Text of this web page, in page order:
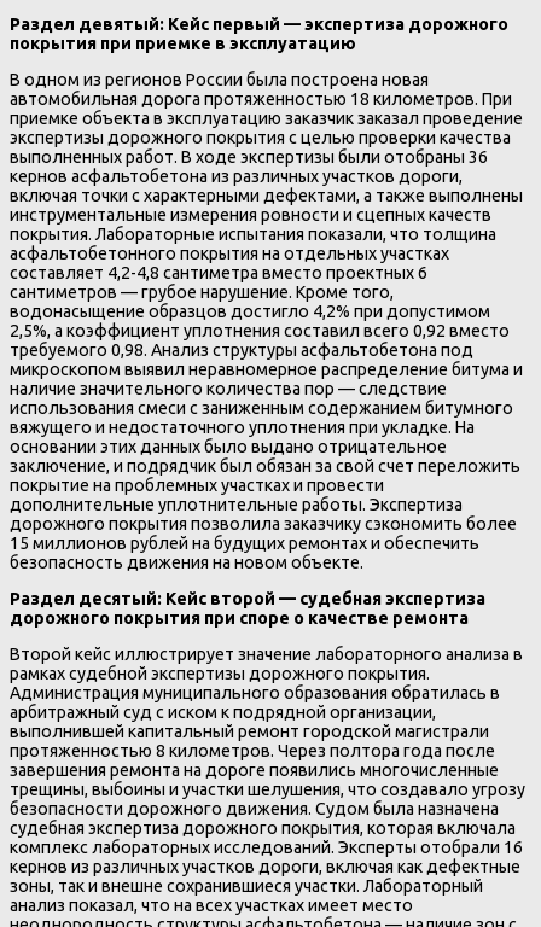
Раздел девятый: Кейс первый — экспертиза дорожного
покрытия при приемке в эксплуатацию
В одном из регионов России была построена новая
автомобильная дорога протяженностью 18 километров. При
приемке объекта в эксплуатацию заказчик заказал проведение
экспертизы дорожного покрытия с целью проверки качества
выполненных работ. В ходе экспертизы были отобраны 36
кернов асфальтобетона из различных участков дороги,
включая точки с характерными дефектами, а также выполнены
инструментальные измерения ровности и сцепных качеств
покрытия. Лабораторные испытания показали, что толщина
асфальтобетонного покрытия на отдельных участках
составляет 4,2-4,8 сантиметра вместо проектных 6
сантиметров — грубое нарушение. Кроме того,
водонасыщение образцов достигло 4,2% при допустимом
2,5%, а коэффициент уплотнения составил всего 0,92 вместо
требуемого 0,98. Анализ структуры асфальтобетона под
микроскопом выявил неравномерное распределение битума и
наличие значительного количества пор — следствие
использования смеси с заниженным содержанием битумного
вяжущего и недостаточного уплотнения при укладке. На
основании этих данных было выдано отрицательное
заключение, и подрядчик был обязан за свой счет переложить
покрытие на проблемных участках и провести
дополнительные уплотнительные работы. Экспертиза
дорожного покрытия позволила заказчику сэкономить более
15 миллионов рублей на будущих ремонтах и обеспечить
безопасность движения на новом объекте.
Раздел десятый: Кейс второй — судебная экспертиза
дорожного покрытия при споре о качестве ремонта
Второй кейс иллюстрирует значение лабораторного анализа в
рамках судебной экспертизы дорожного покрытия.
Администрация муниципального образования обратилась в
арбитражный суд с иском к подрядной организации,
выполнившей капитальный ремонт городской магистрали
протяженностью 8 километров. Через полтора года после
завершения ремонта на дороге появились многочисленные
трещины, выбоины и участки шелушения, что создавало угрозу
безопасности дорожного движения. Судом была назначена
судебная экспертиза дорожного покрытия, которая включала
комплекс лабораторных исследований. Эксперты отобрали 16
кернов из различных участков дороги, включая как дефектные
зоны, так и внешне сохранившиеся участки. Лабораторный
анализ показал, что на всех участках имеет место